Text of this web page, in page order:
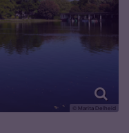
© Marita Delheid